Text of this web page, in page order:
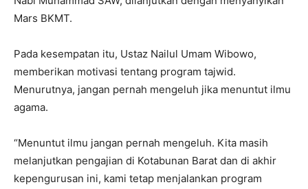
Mars BKMT.
Pada kesempatan itu, Ustaz Nailul Umam Wibowo,
memberikan motivasi tentang program tajwid.
Menurutnya, jangan pernah mengeluh jika menuntut ilmu
agama.
“Menuntut ilmu jangan pernah mengeluh. Kita masih
melanjutkan pengajian di Kotabunan Barat dan di akhir
kepengurusan ini, kami tetap menjalankan program